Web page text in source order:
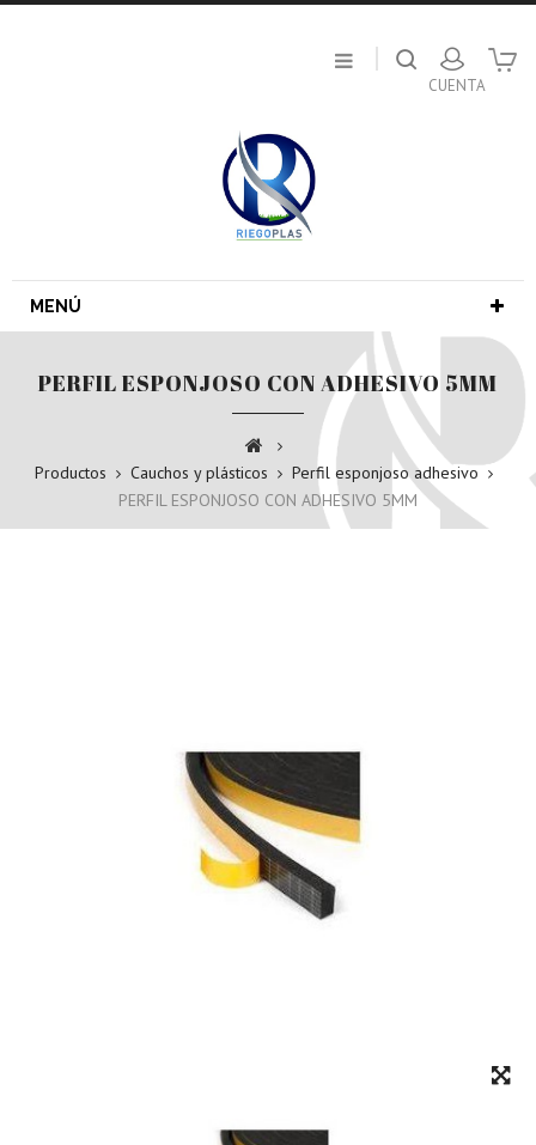
MENÚ
PERFIL ESPONJOSO CON ADHESIVO 5MM
Productos Cauchos y plásticos
Perfil esponjoso adhesivo
PERFIL ESPONJOSO CON ADHESIVO 5MM